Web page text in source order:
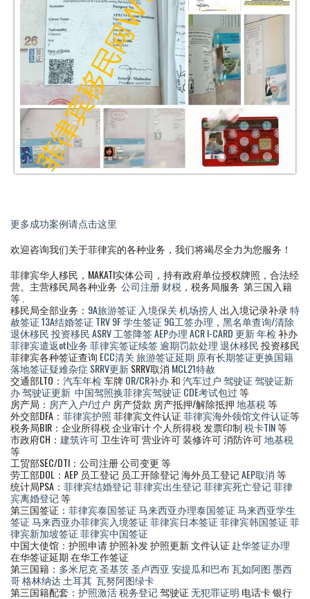
更多成功案例请点击这里
欢迎咨询我们关于菲律宾的各种业务，我们将竭尽全力为您服务！
菲律宾华人移民，MAKATI实体公司，持有政府单位授权牌照，合法经
营。主营移民局各种业务 公司注册财税 ，税务局服务 第三国入籍
等 .
移民局全部业务： 9A旅游签证 入境保关机场捞人 出入境记录补录特
赦签证13A结婚签证 TRV9F 学生签证 9G工签办理 ， 黑名单查询/清除
退休移民投资移民ASRV工签降签AEP办理ACR I-CARD 更新年检补办
菲律宾遣返otl业务菲律宾签证续签逾期罚款处理退休移民投资移民
菲律宾各种签证查询 ECC清关旅游签证延期 原有长期签证更换国籍
落地签证疑难杂症 SRRV更新SRRV取消 MCL21特赦
交通部LTO： 汽车年检车牌OR/CR补办和汽车过户驾驶证驾驶证新
办驾驶证更新 中国驾照换菲律宾驾驶证 CDE考试包过等
房产局： 房产入户/过户 房产贷款 房产抵押/解除抵押地基税等
外交部DFA： 菲律宾护照菲律宾文件认证菲律宾海外领馆文件认证等
税务局BIR：企业所得税 企业审计 个人所得税 发票印制税卡TIN等
市政府CH： 建筑许可卫生许可 营业许可 装修许可 消防许可地基税
等
工贸部SEC/DTI：公司注册 公司变更 等
劳工部DOL：AEP 员工登记 员工开除登记 海外员工登记AEP取消等
统计局PSA： 菲律宾结婚登记菲律宾出生登记菲律宾死亡登记菲律
宾离婚登记等
第三国签证： 菲律宾泰国签证马来西亚办理泰国签证马来西亚学生
签证马来西亚办菲律宾入境签证菲律宾日本签证菲律宾韩国签证菲
律宾新加坡签证菲律宾中国签证
中国大使馆：护照申请 护照补发 护照更新 文件认证 赴华签证办理
在华签证延期 在华工作签证
第三国籍： 多米尼克圣基茨圣卢西亚安提瓜和巴布瓦如阿图墨西
哥格林纳达 土耳其 瓦努阿图绿卡
第三国籍配套： 护照激活税务登记驾驶证无犯罪证明 电话卡 银行